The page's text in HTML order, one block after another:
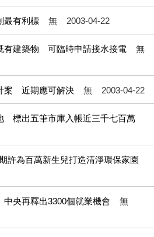
有利標 無 2003-04-22
有建築物 可臨時申請接水接電
無
案 近期應可解決 無 2003-04-22
標出五筆市庫入帳近三千七百萬
許為百萬新生兒打造清淨環保家園
央再釋出3300個就業機會
無